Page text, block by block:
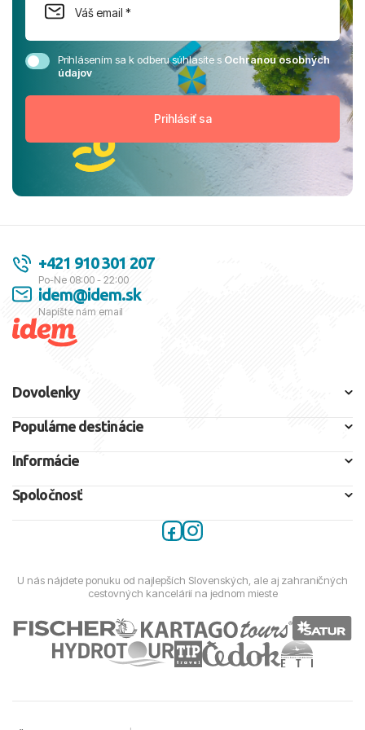
Prihlásením sa k odberu súhlasíte sOchranou osobných
údajov
+421 910 301 207
Po-Ne 08:00 - 22:00
idem@idem.sk
Napíšte nám email
Dovolenky
Populárne destinácie
Informácie
Spoločnosť
U nás nájdete ponuku od najlepších Slovenských, ale aj zahraničných
cestovných kancelárií na jednom mieste